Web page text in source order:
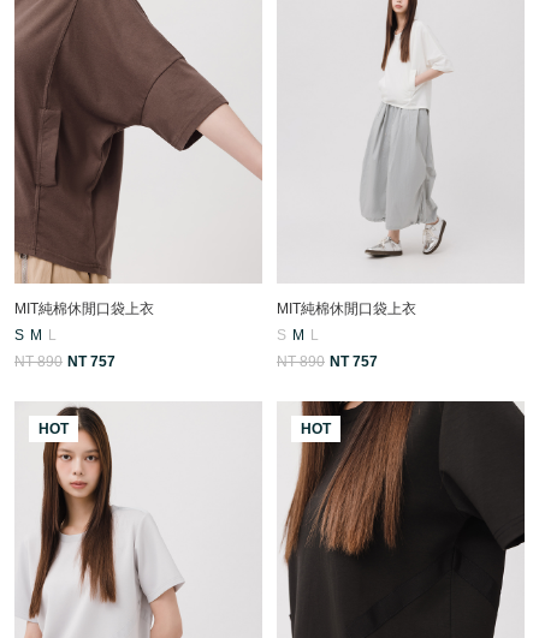
MIT純棉休閒口袋上衣
S M
L
NT 890 NT 757
MIT純棉休閒口袋上衣
S M
L
NT 890 NT 757
HOT HOT